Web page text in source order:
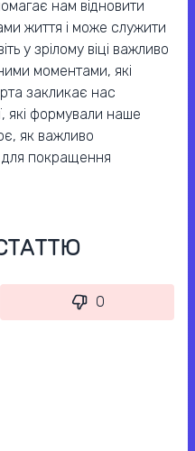
нам відновити
життя і може служити
у зрілому віці важливо
моментами, які
закликає нас
які формували наше
як важливо
для покращення
0